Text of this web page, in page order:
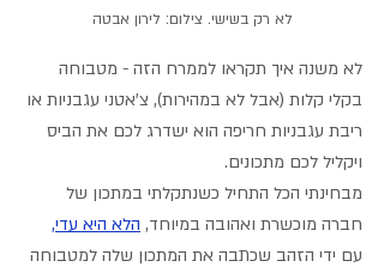
לא רק בשישי. צילום: לירון אבטה
לא משנה איך תקראו לממרח הזה - מטבוחה
בקלי קלות (אבל לא במהירות), צ'אטני עגבניות או
ריבת עגבניות חריפה הוא ישדרג לכם את הביס
ויקליל לכם מתכונים.
מבחינתי הכל התחיל כשנתקלתי במתכון של
חברה מוכשרת ואהובה במיוחד, הלא היא עדי,
עם ידי הזהב שכתבה את המתכון שלה למטבוחה